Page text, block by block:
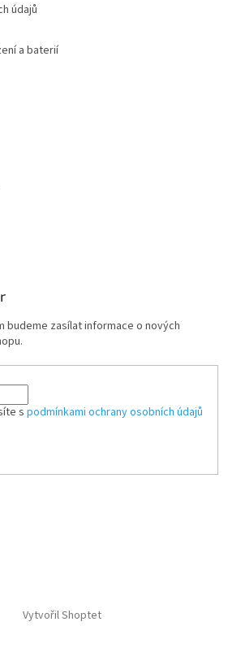
údajů
a baterií
budeme zasílat informace o nových
s podmínkami ochrany osobních údajů
Vytvořil Shoptet